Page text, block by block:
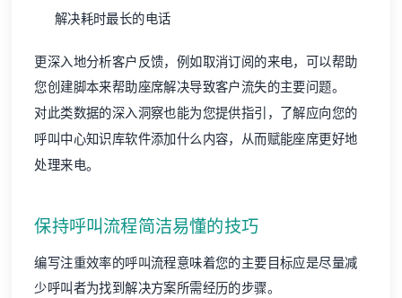
解决耗时最长的电话
更深入地分析客户反馈，例如取消订阅的来电，可以帮助
您创建脚本来帮助座席解决导致客户流失的主要问题。
对此类数据的深入洞察也能为您提供指引，了解应向您的
呼叫中心知识库软件添加什么内容，从而赋能座席更好地
处理来电。
保持呼叫流程简洁易懂的技巧
编写注重效率的呼叫流程意味着您的主要目标应是尽量减
少呼叫者为找到解决方案所需经历的步骤。